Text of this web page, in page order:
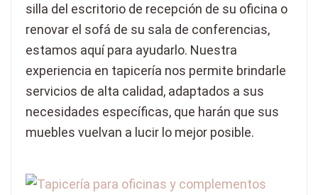
silla del escritorio de recepción de su oficina o
renovar el sofá de su sala de conferencias,
estamos aquí para ayudarlo. Nuestra
experiencia en tapicería nos permite brindarle
servicios de alta calidad, adaptados a sus
necesidades específicas, que harán que sus
muebles vuelvan a lucir lo mejor posible.